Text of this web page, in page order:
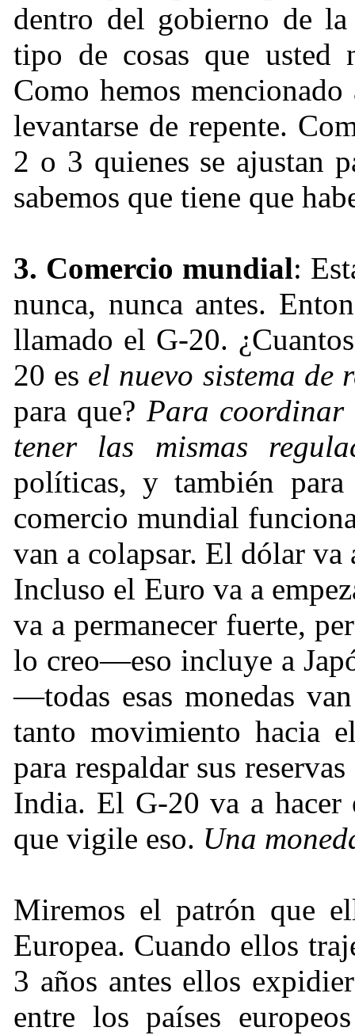
dentro del gobierno de
tipo de cosas que usted
Como hemos
levantarse de repente.
2 o 3 quienes se ajustan
sabemos que tiene que
3. Comercio mundial:
nunca, nunca antes.
llamado el G-20. ¿
20 es el nuevo sistema de
para que? Para coordinar
tener las mismas
políticas, y también
comercio mundial
van a colapsar. El dólar va
Incluso el Euro va a
va a permanecer fuerte,
lo creo—eso incluye a
—todas esas monedas
tanto movimiento hacia
para respaldar sus
India. El G-20 va a hacer
que vigile eso. Una
Miremos el patrón que
Europea. Cuando ellos
3 años antes ellos
entre los países